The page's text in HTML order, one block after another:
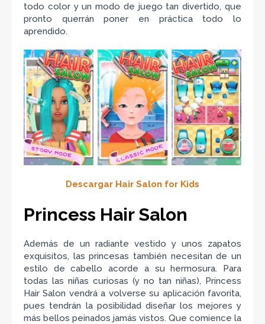
todo color y un modo de juego tan divertido, que
pronto querrán poner en práctica todo lo
aprendido.
Descargar Hair Salon for Kids
Princess Hair Salon
Además de un radiante vestido y unos zapatos
exquisitos, las princesas también necesitan de un
estilo de cabello acorde a su hermosura. Para
todas las niñas curiosas (y no tan niñas), Princess
Hair Salon vendrá a volverse su aplicación favorita,
pues tendrán la posibilidad diseñar los mejores y
más bellos peinados jamás vistos. Que comience la